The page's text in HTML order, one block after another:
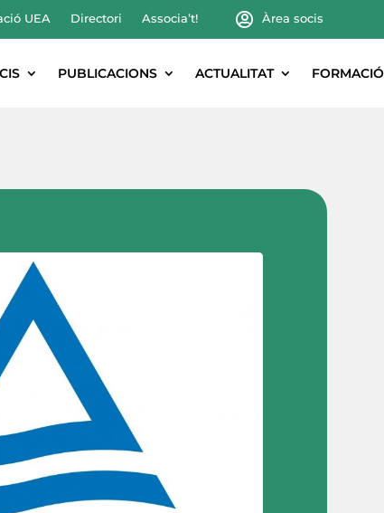
UEA Directori Associa’t! Àrea socis
PUBLICACIONS ACTUALITAT FORMACIÓ